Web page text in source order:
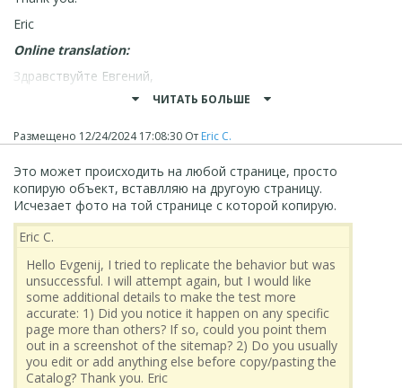
Eric
Online translation:
Здравствуйте Евгений,
Я попытался воспроизвести поведение, но не смог.
тест более точным:
1) Заметили ли вы, что это происходит на какой-то
конкретной странице чаще, чем на других? Если да, не
могли бы вы указать их на скриншоте карты сайта?
2) Обычно вы редактируете или добавляете что-
нибудь еще перед копированием/вставкой Каталога?
Спасибо.
Eric
ЧИТАТЬ БОЛЬШЕ
Размещено 12/24/2024 17:08:30 От Eric C.
Это может происходить на любой странице, просто
копирую объект, вставлляю на другоую страницу.
Исчезает фото на той странице с которой копирую.
Eric C.
Hello Evgenij, I tried to replicate the behavior but was
unsuccessful. I will attempt again, but I would like
some additional details to make the test more
accurate: 1) Did you notice it happen on any specific
page more than others? If so, could you point them
out in a screenshot of the sitemap? 2) Do you usually
you edit or add anything else before copy/pasting the
Catalog? Thank you. Eric